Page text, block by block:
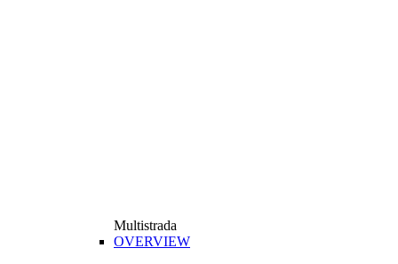
Multistrada
OVERVIEW